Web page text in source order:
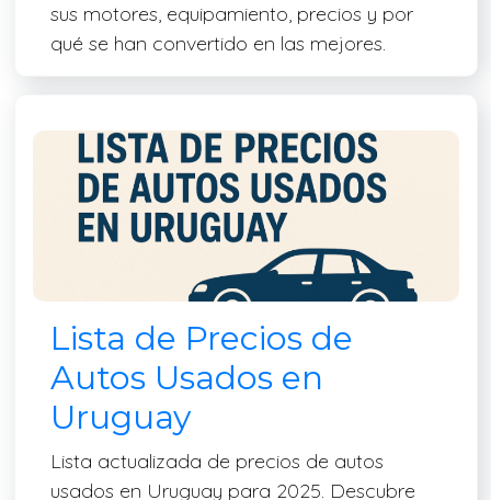
sus motores, equipamiento, precios y por
qué se han convertido en las mejores.
Lista de Precios de
Autos Usados en
Uruguay
Lista actualizada de precios de autos
usados en Uruguay para 2025. Descubre